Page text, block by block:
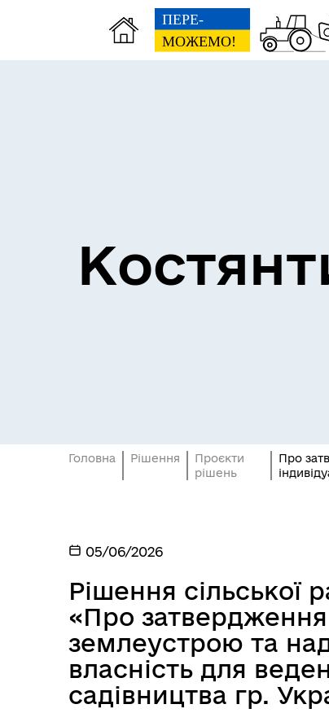
Головна Рішення
Проєкти
рішень
Про
05/06/2026
Рішення сільської
«Про затвердження
землеустрою та
власність для
садівництва гр.